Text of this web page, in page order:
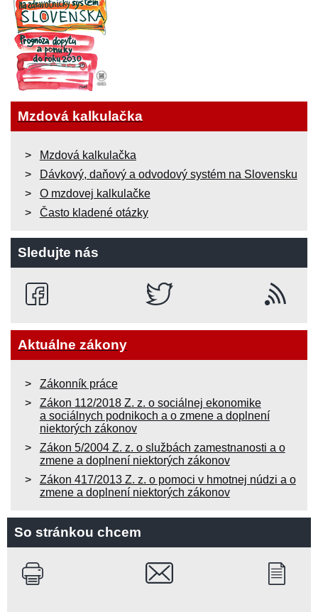
Mzdová kalkulačka
Mzdová kalkulačka
Dávkový, daňový a odvodový systém na Slovensku
O mzdovej kalkulačke
Často kladené otázky
Sledujte nás
Aktuálne zákony
Zákonník práce
Zákon 112/2018 Z. z. o sociálnej ekonomike
a sociálnych podnikoch a o zmene a doplnení
niektorých zákonov
Zákon 5/2004 Z. z. o službách zamestnanosti a o
zmene a doplnení niektorých zákonov
Zákon 417/2013 Z. z. o pomoci v hmotnej núdzi a o
zmene a doplnení niektorých zákonov
So stránkou chcem